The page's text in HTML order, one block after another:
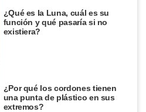
¿Qué es la Luna, cuál es su
función y qué pasaría si no
existiera?
¿Por qué los cordones tienen
una punta de plástico en sus
extremos?